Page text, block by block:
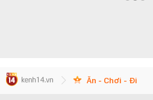
Ăn - Chơi - Đi